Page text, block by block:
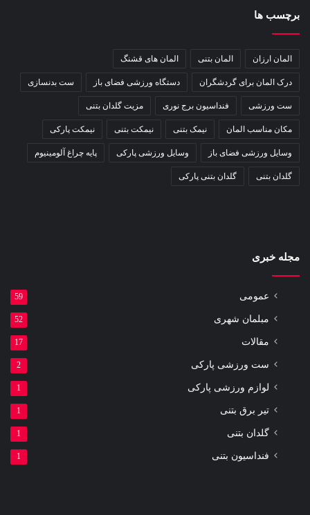
برچسب ها
المان ارزان المان بتنی المان های قشنگ
درک المان برای گردشگران دستگاه ورزشی فضای باز ست بدنسازی
ست ورزشی فنداسیون برج نوری مزیت گلدان بتنی
مکان مناسب المان نیمک بتنی نیمکت بتنی نیمکت پارکی
وسایل ورزشی فضای باز وسایل ورزشی پارکی پایه چراغ آلومینیوم
گلدان بتنی گلدان بتنی پارکی
مجله خبری
عمومی 59
مبلمان شهری 52
مقالات 17
ست ورزشی پارکی 2
لوازم ورزشی پارکی 1
تیر برق بتنی 1
گلدان بتنی 1
فنداسیون بتنی 1